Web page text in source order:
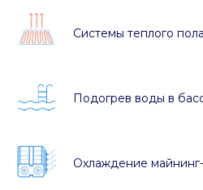
Системы теплого
Подогрев воды в
Охлаждение